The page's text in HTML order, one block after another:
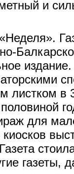
и
листком в
для
газеты,